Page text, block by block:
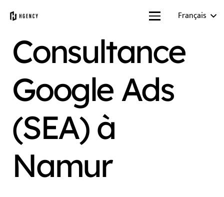
Français
Consultance
Google Ads
(SEA) à
Namur